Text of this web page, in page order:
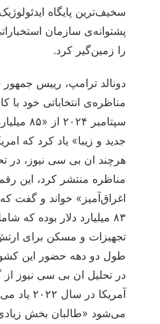
سخیف‌ترین پایگاه
پشتوانه‌ی سازمان
را زمین‌گیر کرد.
دونالد ترامپ، رییس جمهور
مناظره‌ی انتخاباتی خود با
سپتامبر
جدید و زیبا» یاد کرد که
هرچند ان بی سی نیوز، در
مناظره منتشر کرد، این
اغراق‌آمیز» خواند و گفت
۸۳ میلیارد دلار بوده
تجهیزات و مسکن برای
طول دو دهه حضور این
در تحلیل ان بی سی نیوز
آمریکا در